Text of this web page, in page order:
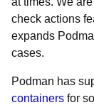
check actions
expands
cases.
Podman has
containers for